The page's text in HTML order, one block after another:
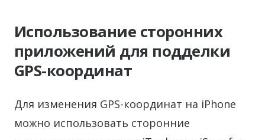
Использование сторонних
приложений для подделки
GPS-координат
Для изменения GPS-координат на iPhone
можно использовать сторонние